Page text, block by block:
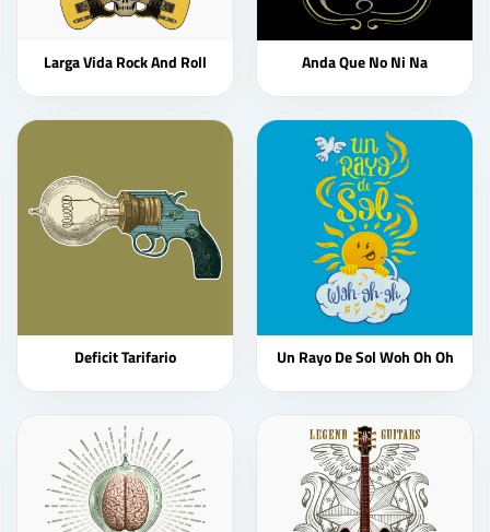
Larga Vida Rock And Roll Anda Que No Ni Na
Deficit Tarifario Un Rayo De Sol Woh Oh Oh